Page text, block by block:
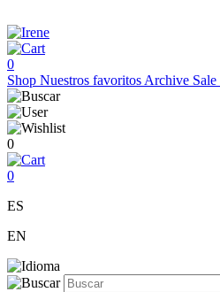
0
Shop Nuestros favoritos Archive Sale
0
0
ES
EN